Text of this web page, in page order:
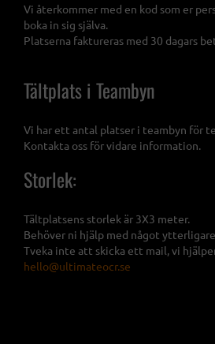
Vi återkommer med en kod som er
boka in sig själva.
Platserna faktureras med 30 dagars
Tältplats i Teambyn
Vi har ett antal platser i teambyn för
Kontakta oss för vidare information.
Storlek:
Tältplatsens storlek är 3X3 meter.
Behöver ni hjälp med något
Tveka inte att skicka ett mail, vi
hello@ultimateocr.se